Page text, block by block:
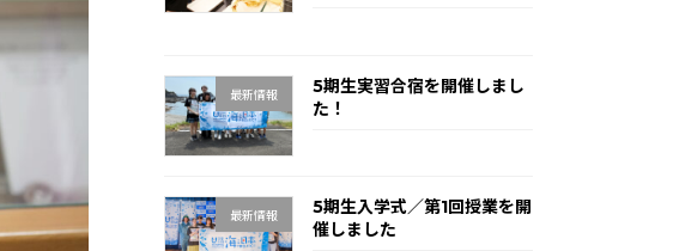
最新情報
5期生実習合宿を開催しまし
た！
最新情報
5期生入学式／第1回授業を開
催しました